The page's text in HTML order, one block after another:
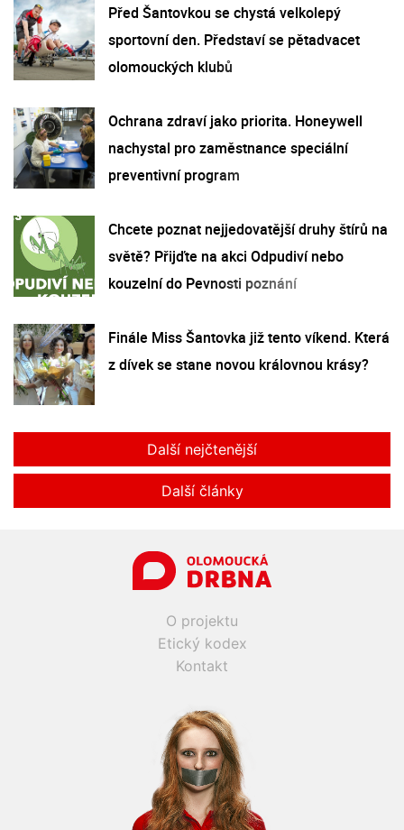
Před Šantovkou se chystá velkolepý
sportovní den. Představí se pětadvacet
olomouckých klubů
Ochrana zdraví jako priorita. Honeywell
nachystal pro zaměstnance speciální
preventivní program
Chcete poznat nejjedovatější druhy štírů na
světě? Přijďte na akci Odpudiví nebo
kouzelní do Pevnosti poznání
Finále Miss Šantovka již tento víkend. Která
z dívek se stane novou královnou krásy?
Další nejčtenější
Další články
O projektu
Etický kodex
Kontakt